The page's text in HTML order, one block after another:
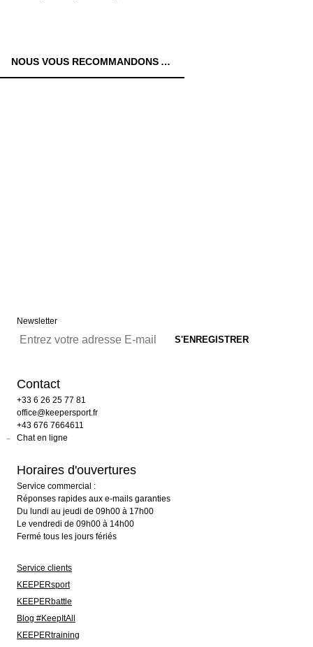
NOUS VOUS RECOMMANDONS AUSSI:
Newsletter
Contact
+33 6 26 25 77 81
office@keepersport.fr
+43 676 7664611
Chat en ligne
Horaires d'ouvertures
Service commercial :
Réponses rapides aux e-mails garanties
Du lundi au jeudi de 09h00 à 17h00
Le vendredi de 09h00 à 14h00
Fermé tous les jours fériés
Service clients
KEEPERsport
KEEPERbattle
Blog #KeepItAll
KEEPERtraining